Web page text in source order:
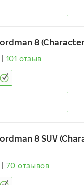
8
101 отзыв
8 SUV
70 отзывов